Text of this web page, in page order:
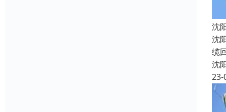
沈
沈
缆
沈
23-